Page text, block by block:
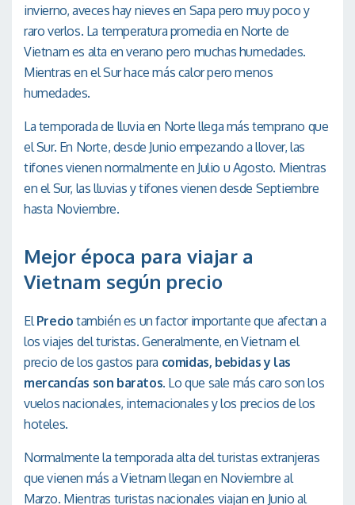
invierno, aveces hay nieves en Sapa pero muy poco y
raro verlos. La temperatura promedia en Norte de
Vietnam es alta en verano pero muchas humedades.
Mientras en el Sur hace más calor pero menos
humedades.
La temporada de lluvia en Norte llega más temprano que
el Sur. En Norte, desde Junio empezando a llover, las
tifones vienen normalmente en Julio u Agosto. Mientras
en el Sur, las lluvias y tifones vienen desde Septiembre
hasta Noviembre.
Mejor época para viajar a
Vietnam según precio
ElPreciotambién es un factor importante que afectan a
los viajes del turistas. Generalmente, en Vietnam el
precio de los gastos para comidas, bebidas y las
mercancías son baratos. Lo que sale más caro son los
vuelos nacionales, internacionales y los precios de los
hoteles.
Normalmente la temporada alta del turistas extranjeras
que vienen más a Vietnam llegan en Noviembre al
Marzo. Mientras turistas nacionales viajan en Junio al